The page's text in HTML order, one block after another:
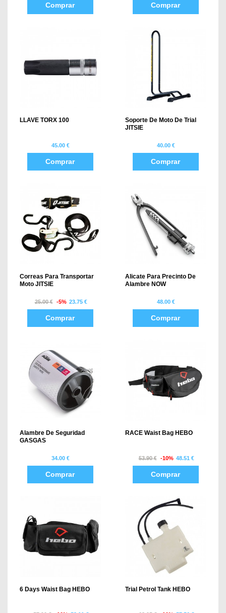
Comprar Comprar
LLAVE TORX 100
45.00 €
Comprar
Soporte De Moto De Trial
JITSIE
40.00 €
Comprar
Correas Para Transportar
Moto JITSIE
25.00 € -5% 23.75 €
Comprar
Alicate Para Precinto De
Alambre NOW
48.00 €
Comprar
Alambre De Seguridad
GASGAS
34.00 €
Comprar
RACE Waist Bag HEBO
53.90 € -10% 48.51 €
Comprar
6 Days Waist Bag HEBO Trial Petrol Tank HEBO